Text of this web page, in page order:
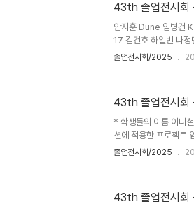
43th 졸업전시회
안지훈 Dune 임병
17 김건호 하얼빈 나
Oops! Did we just
졸업전시회/2025
43th 졸업전시회
* 학생들의 이름 이니
션에 적용한 프로젝트
김건호
졸업전시회/2025
43th 졸업전시회